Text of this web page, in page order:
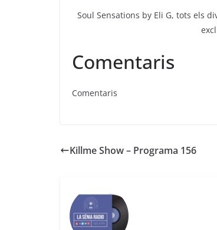
Soul Sensations by Eli G, tots els
Comentaris
Comentaris
Killme Show – Programa 156